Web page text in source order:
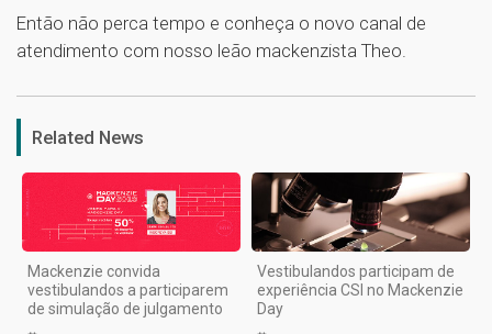
Então não perca tempo e conheça o novo canal de
atendimento com nosso leão mackenzista Theo.
1
Related News
Mackenzie convida
vestibulandos a participarem
de simulação de julgamento
Vestibulandos participam de
experiência CSI no Mackenzie
Day